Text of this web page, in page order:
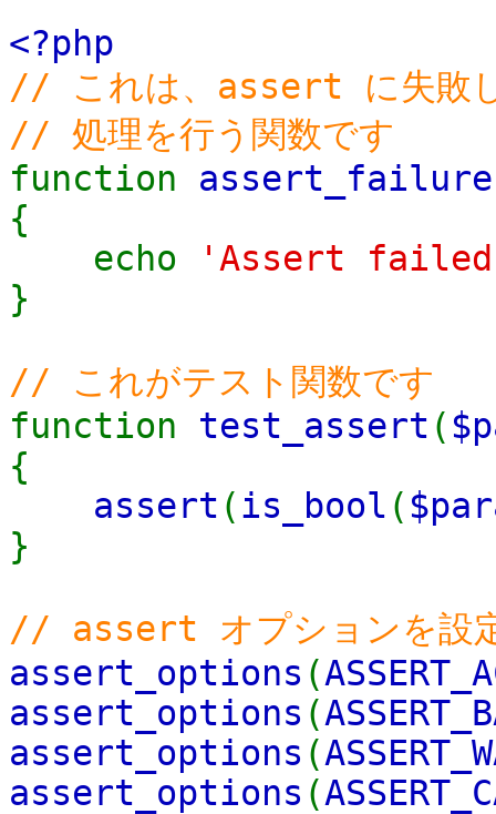
<?php
// これは、assert に失敗
// 処理を行う関数です
function assert_failure
{
echo
'Assert
}
// これがテスト関数です
function test_assert (
{
assert (is_bool (
}
// assert オプションを設
assert_options (
assert_options (
assert_options (
assert_options (